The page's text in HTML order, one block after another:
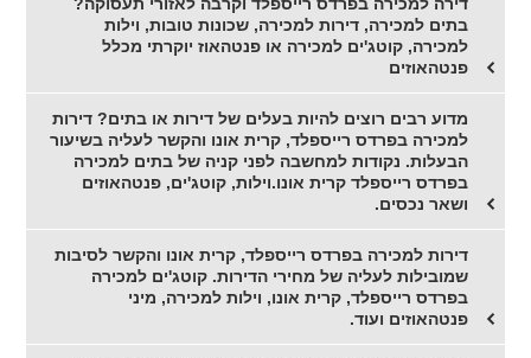
דירה למכירה בפרדס רייספלד וקרבה לאזורי תעסוקה?
בתים למכירה, דירות למכירה, שכונות טובות, וילות
למכירה, קוטג'ים למכירה או פנטהאוז יוקרתי מכלל
פנטהאוזים
מדוע רבים רוצים להיות בעלים של דירות או בתים? דירות
למכירה בפרדס רייספלד, קרית אונו והקשר לעליה בשיעור
הבעלות. נקודות למחשבה לפני קניה של בתים למכירה
בפרדס רייספלד קרית אונו.וילות, קוטג'ים, פנטהאוזים
ושאר נכסים.
דירות למכירה בפרדס רייספלד, קרית אונו והקשר לסיבות
שמובילות לעליה של מחירי הדירות. קוטג'ים למכירה
בפרדס רייספלד, קרית אונו, וילות למכירה, מיני
פנטהאוזים ועוד.